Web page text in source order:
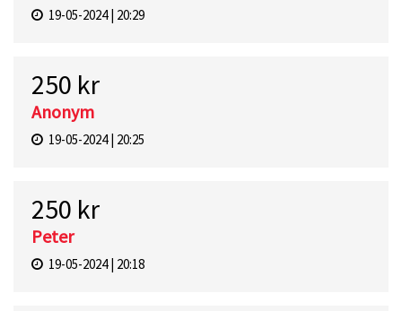
19-05-2024 | 20:29
250 kr
Anonym
19-05-2024 | 20:25
250 kr
Peter
19-05-2024 | 20:18